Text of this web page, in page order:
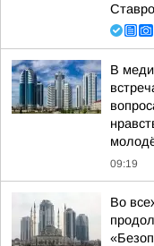
В
09:19
Во